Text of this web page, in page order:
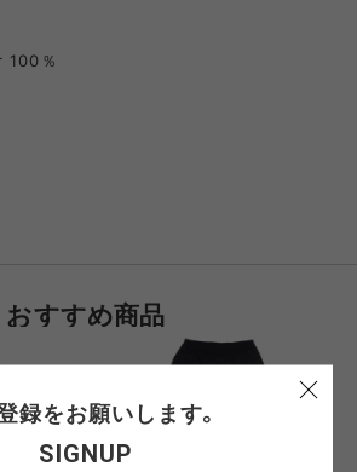
％
おすすめ商品
録をお願いします。
SIGNUP